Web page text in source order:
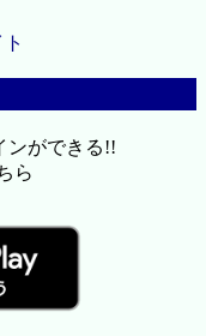
ンができる!!
ら